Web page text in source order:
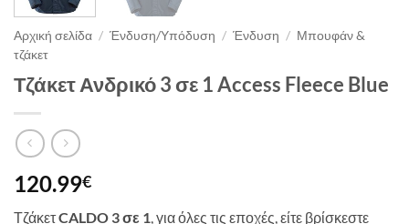
Αρχική σελίδα / Ένδυση/Υπόδυση / Ένδυση / Μπουφάν &
τζάκετ
Τζάκετ Ανδρικό 3 σε 1 Access Fleece Blue
120.99€
ΤζάκετCALDO 3 σε 1 , για όλες τις εποχές, είτε βρίσκεστε